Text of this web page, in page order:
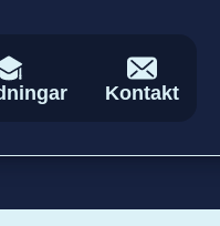
Kontakt